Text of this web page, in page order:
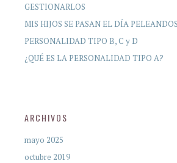
GESTIONARLOS
MIS HIJOS SE PASAN EL DÍA
PERSONALIDAD TIPO B, C y D
¿QUÉ ES LA PERSONALIDAD TIPO A?
ARCHIVOS
mayo 2025
octubre 2019